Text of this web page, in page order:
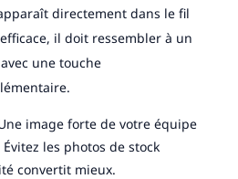
directement dans le fil
il doit ressembler à un
une touche
image forte de votre équipe
les photos de stock
convertit mieux.